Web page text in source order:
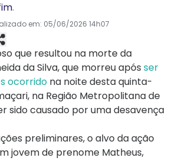
.
em: 05/06/2026 14h07
que resultou na morte da
da Silva, que morreu após ser
ocorrido na noite desta quinta-
na Região Metropolitana de
sido causado por uma desavença
preliminares, o alvo da ação
jovem de prenome Matheus,